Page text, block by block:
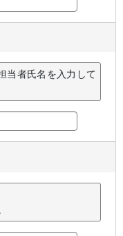
当者氏名を入力して